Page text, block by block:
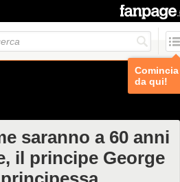
Comincia
da qui!
saranno a 60 anni
il principe George